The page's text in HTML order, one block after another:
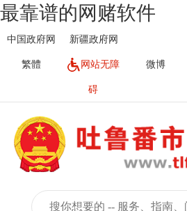
最靠谱的网赌软件
中国政府网 新疆政府网
繁體 网站无障
碍
微博